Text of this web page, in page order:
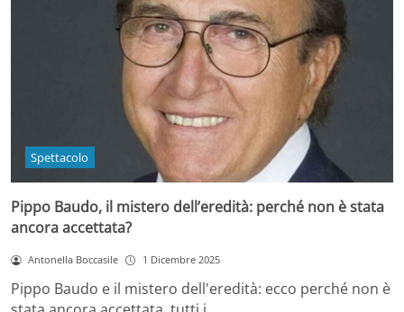
Spettacolo
Pippo Baudo, il mistero dell’eredità: perché non è stata
ancora accettata?
Antonella Boccasile 1 Dicembre 2025
Pippo Baudo e il mistero dell'eredità: ecco perché non è